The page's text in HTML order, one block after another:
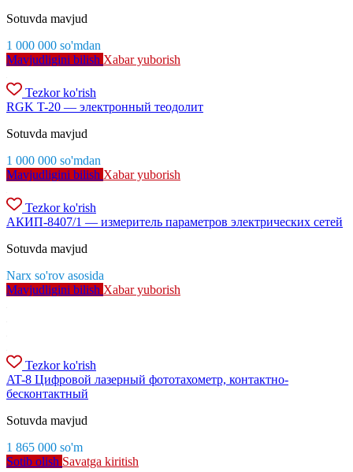
Sotuvda mavjud
1 000 000 so'mdan
Mavjudligini bilish Xabar yuborish
Tezkor ko'rish
RGK T-20 — электронный теодолит
Sotuvda mavjud
1 000 000 so'mdan
Mavjudligini bilish Xabar yuborish
Tezkor ko'rish
АКИП-8407/1 — измеритель параметров электрических сетей
Sotuvda mavjud
Narx so'rov asosida
Mavjudligini bilish Xabar yuborish
Tezkor ko'rish
AT-8 Цифровой лазерный фототахометр, контактно-
бесконтактный
Sotuvda mavjud
1 865 000 so'm
Sotib olish Savatga kiritish